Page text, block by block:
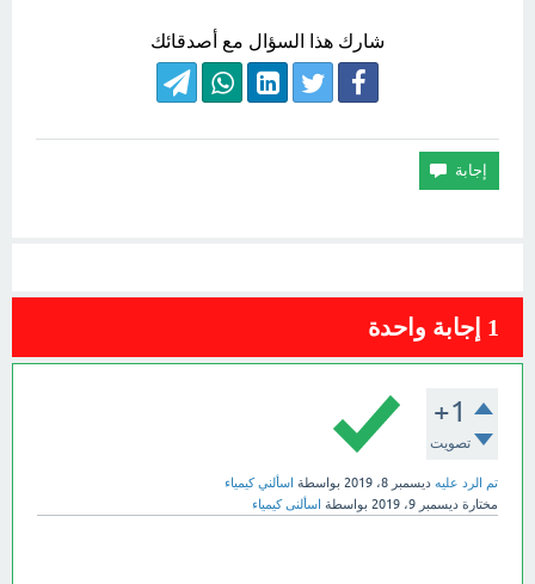
شارك هذا السؤال مع أصدقائك
1 إجابة واحدة
+1
تصويت
تم الرد عليه ديسمبر 8، 2019 بواسطة اسألني كيمياء
مختارة ديسمبر 9، 2019 بواسطة اسألنى كيمياء